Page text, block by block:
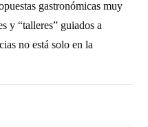
gastronómicas muy
y “talleres” guiados a
no está solo en la